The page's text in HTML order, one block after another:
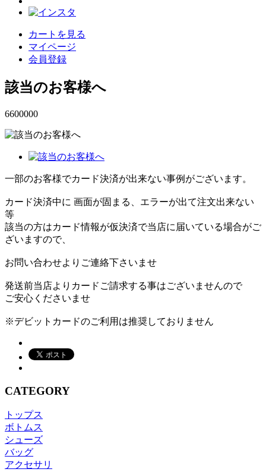
カートを見る
マイページ
会員登録
該当のお客様へ
6600000
一部のお客様でカード決済が出来ない事例がございます。
カード決済中に 画面が固まる、エラーが出て注文出来ない
等
該当の方はカード情報が仮決済で当店に届いている場合がご
ざいますので、
お問い合わせよりご連絡下さいませ
発送前当店よりカードご請求する事はございませんので
ご安心くださいませ
※デビットカードのご利用は推奨しておりません
CATEGORY
トップス
ボトムス
シューズ
バッグ
アクセサリ